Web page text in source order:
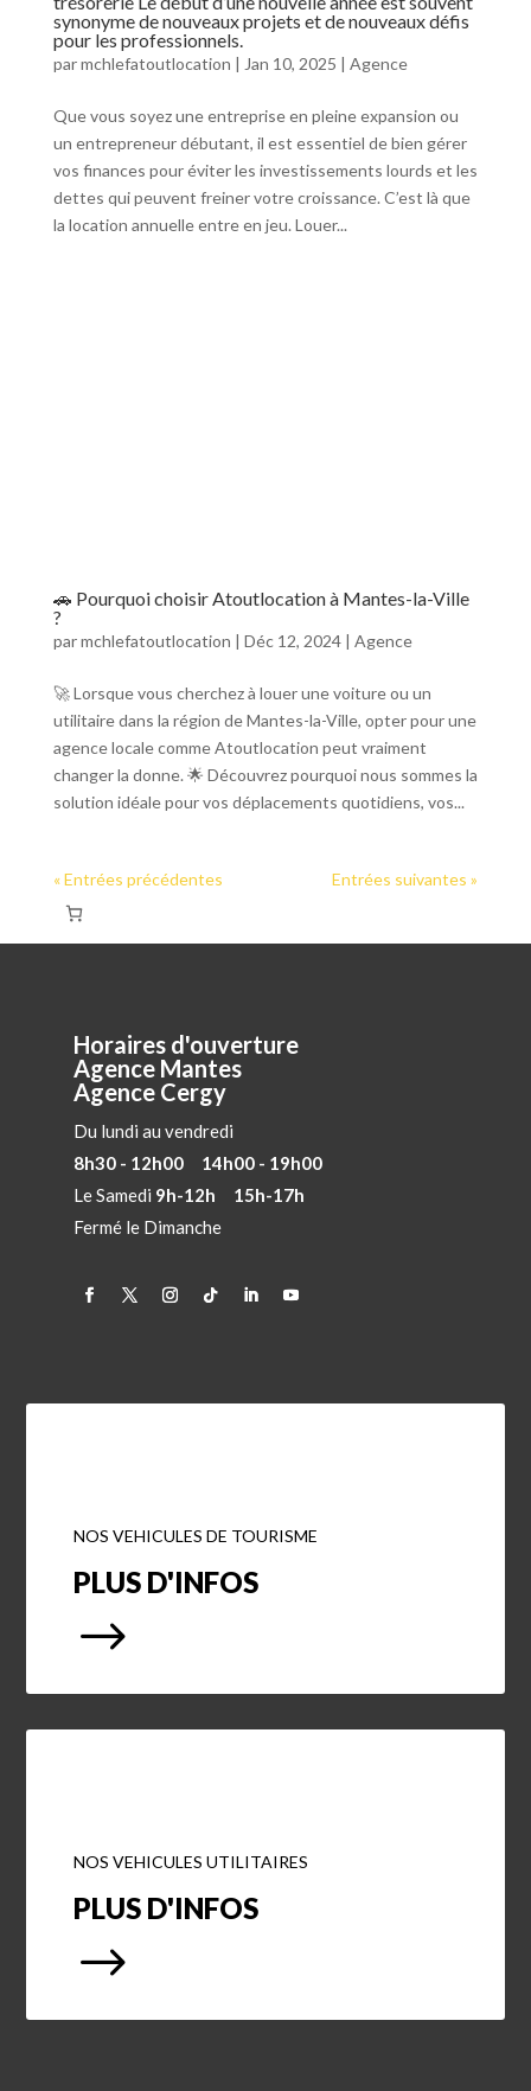
synonyme de nouveaux projets et de nouveaux défis
pour les professionnels.
parmchlefatoutlocation | Jan 10, 2025 | Agence
Que vous soyez une entreprise en pleine expansion ou
un entrepreneur débutant, il est essentiel de bien gérer
vos finances pour éviter les investissements lourds et les
dettes qui peuvent freiner votre croissance. C’est là que
la location annuelle entre en jeu. Louer...
🚗 Pourquoi choisir Atoutlocation à Mantes-la-Ville
?
parmchlefatoutlocation | Déc 12, 2024| Agence
🚀 Lorsque vous cherchez à louer une voiture ou un
utilitaire dans la région de Mantes-la-Ville, opter pour une
agence locale comme Atoutlocation peut vraiment
changer la donne. 🌟 Découvrez pourquoi nous sommes la
solution idéale pour vos déplacements quotidiens, vos...
« Entrées précédentes Entrées suivantes »
Horaires d'ouverture
Agence Mantes
Agence Cergy
Du lundi au vendredi
8h30 - 12h00 14h00 - 19h00
Le Samedi 9h-12h 15h-17h
Fermé le Dimanche
NOS VEHICULES DE TOURISME
PLUS D'INFOS
$
NOS VEHICULES UTILITAIRES
PLUS D'INFOS
$